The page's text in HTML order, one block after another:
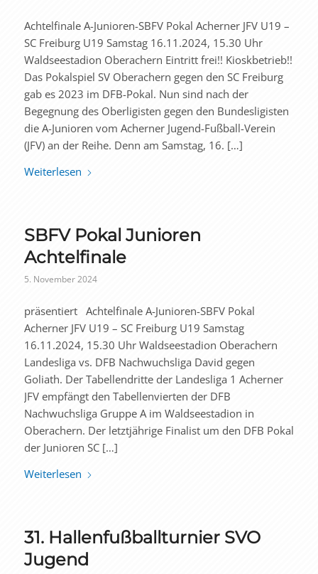
Achtelfinale A-Junioren-SBFV Pokal Acherner JFV U19 –
SC Freiburg U19 Samstag 16.11.2024, 15.30 Uhr
Waldseestadion Oberachern Eintritt frei!! Kioskbetrieb!!
Das Pokalspiel SV Oberachern gegen den SC Freiburg
gab es 2023 im DFB-Pokal. Nun sind nach der
Begegnung des Oberligisten gegen den Bundesligisten
die A-Junioren vom Acherner Jugend-Fußball-Verein
(JFV) an der Reihe. Denn am Samstag, 16. […]
Weiterlesen
SBFV Pokal Junioren
Achtelfinale
5. November 2024
präsentiert Achtelfinale A-Junioren-SBFV Pokal
Acherner JFV U19 – SC Freiburg U19 Samstag
16.11.2024, 15.30 Uhr Waldseestadion Oberachern
Landesliga vs. DFB Nachwuchsliga David gegen
Goliath. Der Tabellendritte der Landesliga 1 Acherner
JFV empfängt den Tabellenvierten der DFB
Nachwuchsliga Gruppe A im Waldseestadion in
Oberachern. Der letztjährige Finalist um den DFB Pokal
der Junioren SC […]
Weiterlesen
31. Hallenfußballturnier SVO
Jugend